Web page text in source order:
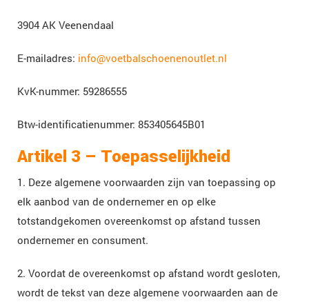
3904 AK Veenendaal
E-mailadres: info@voetbalschoenenoutlet.nl
KvK-nummer: 59286555
Btw-identificatienummer: 853405645B01
Artikel 3 – Toepasselijkheid
1. Deze algemene voorwaarden zijn van toepassing op
elk aanbod van de ondernemer en op elke
totstandgekomen overeenkomst op afstand tussen
ondernemer en consument.
2. Voordat de overeenkomst op afstand wordt gesloten,
wordt de tekst van deze algemene voorwaarden aan de